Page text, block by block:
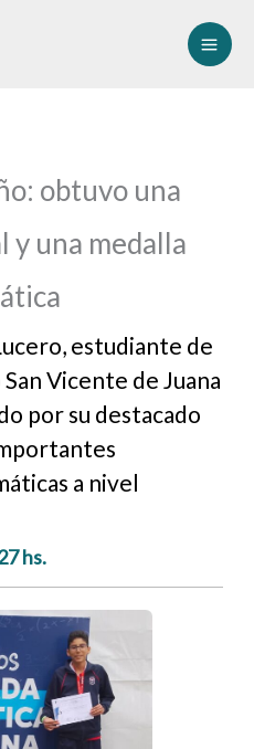
obtuvo una
y una medalla
estudiante de
Vicente de Juana
por su destacado
a nivel
hs.